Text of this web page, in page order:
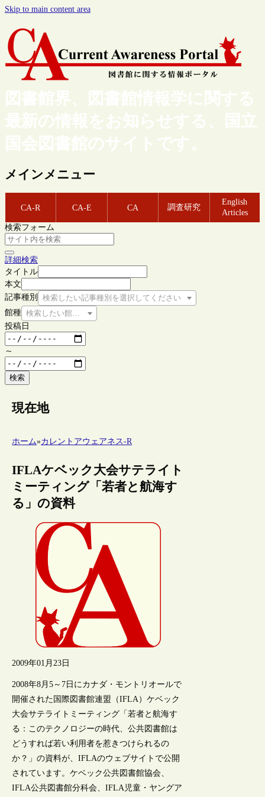
Skip to main content area
図書館界、図書館情報学に関する
最新の情報をお知らせする、国立
国会図書館のサイトです。
メインメニュー
CA-R CA-E CA 調査研究
English
Articles
検索フォーム
詳細検索
タイトル
本文
記事種別
検索したい記事種別を選択してください
館種 検索したい館種を選択してください
投稿日
～
検索
現在地
ホーム»カレントアウェアネス-R
IFLAケベック大会サテライト
ミーティング「若者と航海す
る」の資料
2009年01月23日
2008年8月5～7日にカナダ・モントリオールで
開催された国際図書館連盟（IFLA）ケベック
大会サテライトミーティング「若者と航海す
る：このテクノロジーの時代、公共図書館は
どうすれば若い利用者を惹きつけられるの
か？」の資料が、IFLAのウェブサイトで公開
されています。ケベック公共図書館協会、
IFLA公共図書館分科会、IFLA児童・ヤングア